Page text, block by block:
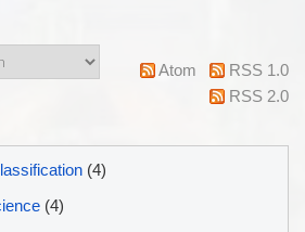
Atom
RSS 1.0
RSS 2.0
(4)
(4)